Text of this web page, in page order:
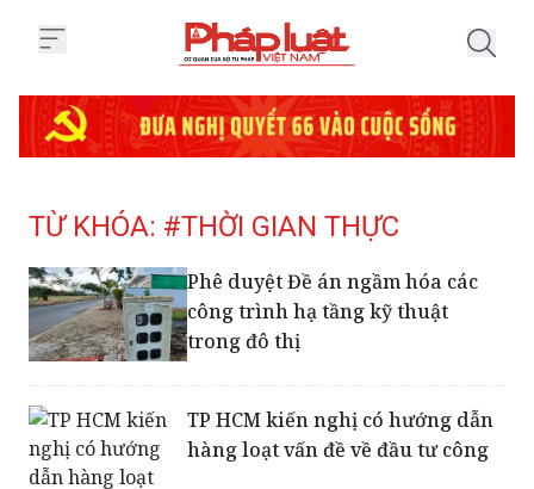
TỪ KHÓA: #THỜI GIAN THỰC
Phê duyệt Đề án ngầm hóa các
công trình hạ tầng kỹ thuật
trong đô thị
TP HCM kiến nghị có hướng dẫn
hàng loạt vấn đề về đầu tư công